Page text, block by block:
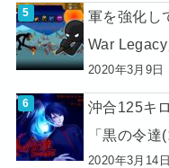
軍を強化し
War Legacy
2020年3月9日
沖合125キ
「黒の令
2020年3月14